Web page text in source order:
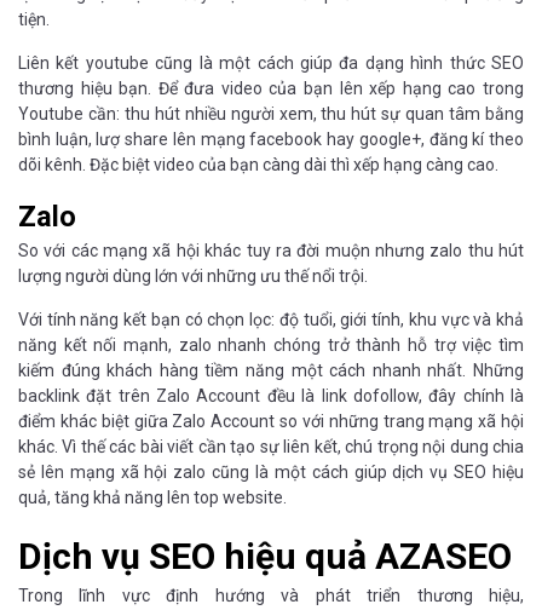
tiện.
Liên kết youtube cũng là một cách giúp đa dạng hình thức SEO
thương hiệu bạn. Để đưa video của bạn lên xếp hạng cao trong
Youtube cần: thu hút nhiều người xem, thu hút sự quan tâm bằng
bình luận, lượ share lên mạng facebook hay google+, đăng kí theo
dõi kênh. Đặc biệt video của bạn càng dài thì xếp hạng càng cao.
Zalo
So với các mạng xã hội khác tuy ra đời muộn nhưng zalo thu hút
lượng người dùng lớn với những ưu thế nổi trội.
Với tính năng kết bạn có chọn lọc: độ tuổi, giới tính, khu vực và khả
năng kết nối mạnh, zalo nhanh chóng trở thành hỗ trợ việc tìm
kiếm đúng khách hàng tiềm năng một cách nhanh nhất. Những
backlink đặt trên Zalo Account đều là link dofollow, đây chính là
điểm khác biệt giữa Zalo Account so với những trang mạng xã hội
khác. Vì thế các bài viết cần tạo sự liên kết, chú trọng nội dung chia
sẻ lên mạng xã hội zalo cũng là một cách giúp dịch vụ SEO hiệu
quả, tăng khả năng lên top website.
Dịch vụ SEO hiệu quả AZASEO
Trong lĩnh vực định hướng và phát triển thương hiệu,